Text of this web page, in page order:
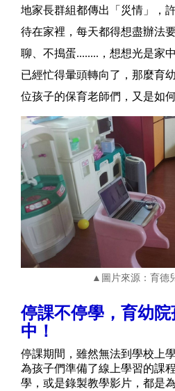
地家長群組都傳出「災情」，
待在家裡，每天都得想盡辦法
聊、不搗蛋........，想想光是家
已經忙得暈頭轉向了，那麼育
位孩子的保育老師們，又是如
▲圖片來源：育德
停課不停學，育幼
中！
停課期間，雖然無法到學校上
為孩子們準備了線上學習的課
學，或是錄製教學影片，都是